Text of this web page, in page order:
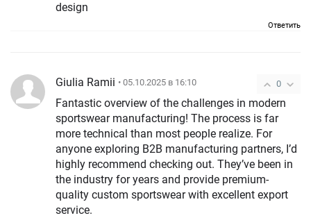
design
Ответить
0
Giulia Ramii • 05.10.2025 в 16:10
Fantastic overview of the challenges in modern
sportswear manufacturing! The process is far
more technical than most people realize. For
anyone exploring B2B manufacturing partners, I’d
highly recommend checking out. They’ve been in
the industry for years and provide premium-
quality custom sportswear with excellent export
service.